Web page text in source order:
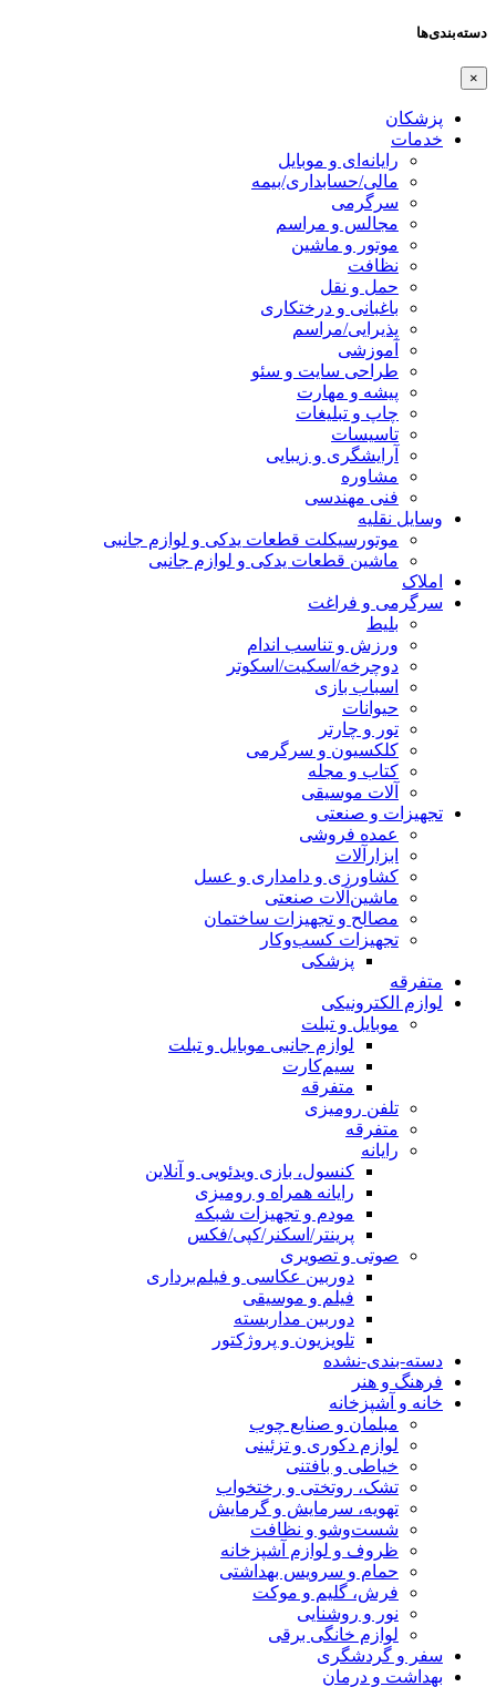
دسته‌بندی‌ها
×
پزشکان
خدمات
رایانه‌ای و موبایل
مالی/حسابداری/بیمه
سرگرمی
مجالس و مراسم
موتور و ماشین
نظافت
حمل و نقل
باغبانی و درختکاری
پذیرایی/مراسم
آموزشی
طراحی سایت و سئو
پیشه و مهارت
چاپ و تبلیغات
تاسیسات
آرایشگری و زیبایی
مشاوره
فنی مهندسی
وسایل نقلیه
موتورسیکلت قطعات یدکی و لوازم جانبی
ماشین قطعات یدکی و لوازم جانبی
املاک
سرگرمی و فراغت
بلیط
ورزش و تناسب اندام
دوچرخه/اسکیت/اسکوتر
اسباب‌ بازی
حیوانات
تور و چارتر
کلکسیون و سرگرمی
کتاب و مجله
آلات موسیقی
تجهیزات و صنعتی
عمده فروشی
ابزارآلات
کشاورزی و دامداری و عسل
ماشین‌آلات صنعتی
مصالح و تجهیزات ساختمان
تجهیزات کسب‌وکار
پزشکی
متفرقه
لوازم الکترونیکی
موبایل و تبلت
لوازم جانبی موبایل و تبلت
سیم‌کارت
متفرقه
تلفن رومیزی
متفرقه
رایانه
کنسول، بازی‌ ویدئویی و آنلاین
رایانه همراه و رومیزی
مودم و تجهیزات شبکه
پرینتر/اسکنر/کپی/فکس
صوتی و تصویری
دوربین عکاسی و فیلم‌برداری
فیلم و موسیقی
دوربین مداربسته
تلویزیون و پروژکتور
دسته-بندی-نشده
فرهنگ و هنر
خانه و آشپزخانه
مبلمان و صنایع چوب
لوازم دکوری و تزئینی
خیاطی و بافتنی
تشک، روتختی و رختخواب
تهویه، سرمایش و گرمایش
شست‌وشو و نظافت
ظروف و لوازم آشپزخانه
حمام و سرویس بهداشتی
فرش، گلیم و موکت
نور و روشنایی
لوازم خانگی برقی
سفر و گردشگری
بهداشت و درمان